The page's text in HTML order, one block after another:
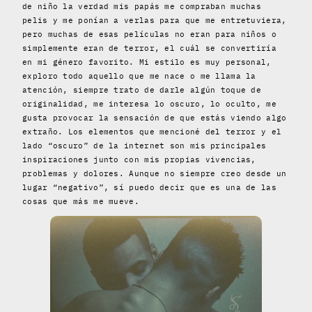
de niño la verdad mis papás me compraban muchas
pelis y me ponían a verlas para que me entretuviera,
pero muchas de esas películas no eran para niños o
simplemente eran de terror, el cuál se convertiría
en mi género favorito. Mi estilo es muy personal,
exploro todo aquello que me nace o me llama la
atención, siempre trato de darle algún toque de
originalidad, me interesa lo oscuro, lo oculto, me
gusta provocar la sensación de que estás viendo algo
extraño. Los elementos que mencioné del terror y el
lado “oscuro” de la internet son mis principales
inspiraciones junto con mis propias vivencias,
problemas y dolores. Aunque no siempre creo desde un
lugar “negativo”, sí puedo decir que es una de las
cosas que más me mueve.